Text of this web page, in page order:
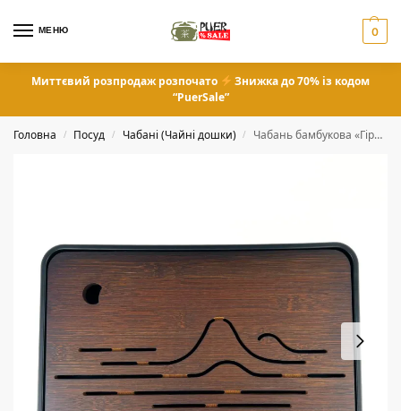
МЕНЮ 0
Миттєвий розпродаж розпочато
Знижка до 70% із кодом
“PuerSale”
Головна / Посуд / Чабані (Чайні дошки) / Чабань бамбукова «Гірський хребет» із пластиковим піддоном 37х24 см